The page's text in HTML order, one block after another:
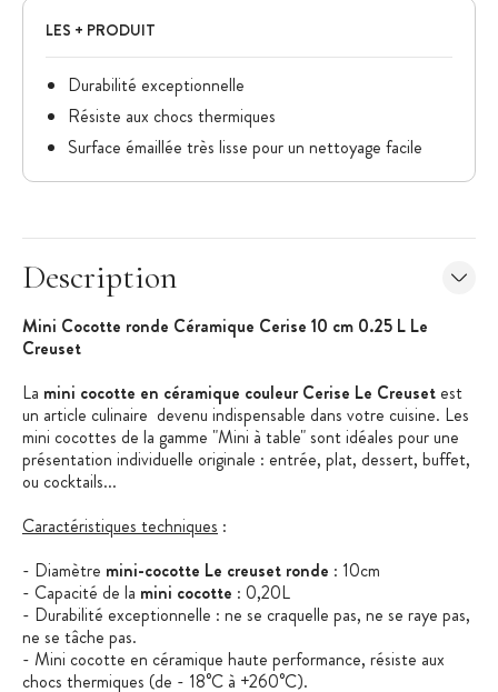
LES + PRODUIT
Durabilité exceptionnelle
Résiste aux chocs thermiques
Surface émaillée très lisse pour un nettoyage facile
Description
Mini Cocotte ronde Céramique Cerise 10 cm 0.25 L Le
Creuset
La mini cocotte en céramique couleur Cerise Le Creuset est
un article culinaire devenu indispensable dans votre cuisine. Les
mini cocottes de la gamme "Mini à table" sont idéales pour une
présentation individuelle originale : entrée, plat, dessert, buffet,
ou cocktails...
Caractéristiques techniques :
- Diamètre mini-cocotte Le creuset ronde : 10cm
- Capacité de la mini cocotte : 0,20L
- Durabilité exceptionnelle : ne se craquelle pas, ne se raye pas,
ne se tâche pas.
- Mini cocotte en céramique haute performance, résiste aux
chocs thermiques (de - 18°C à +260°C).